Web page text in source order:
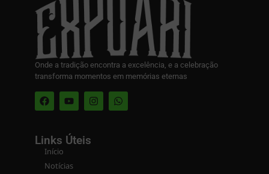
Onde a tradição encontra a excelência, e a celebração
transforma momentos em memórias eternas
Links Úteis
Início
Notícias